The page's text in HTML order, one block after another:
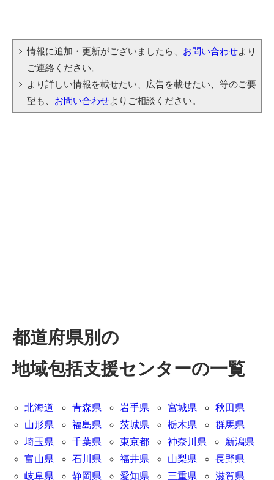
情報に追加・更新がございましたら、 お問い合わせより
ご連絡ください。
より詳しい情報を載せたい、広告を載せたい、等のご要
望も、 お問い合わせよりご相談ください。
都道府県別の
地域包括支援センターの一覧
北海道 青森県 岩手県 宮城県
秋田県
山形県
福島県 茨城県 栃木県
群馬県
埼玉県
千葉県 東京都 神奈川県
新潟県
富山県
石川県 福井県 山梨県
長野県
岐阜県
静岡県 愛知県 三重県 滋賀県